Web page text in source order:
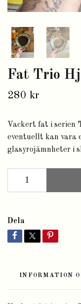
Fat Trio
280 kr
Vackert fat i serien
eventuellt kan vara
glasyrojämnheter i
Dela
INFORMATION